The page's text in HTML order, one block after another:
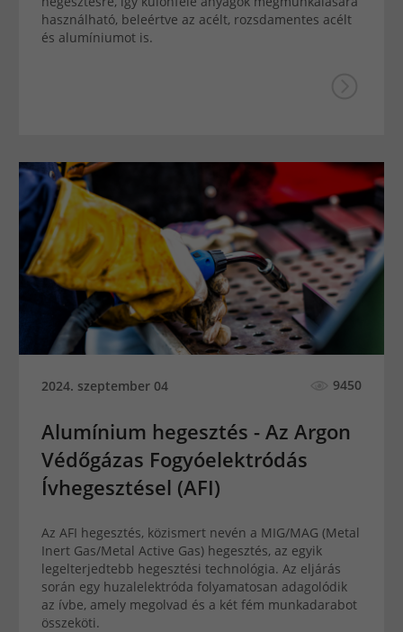
használható, beleértve az acélt, rozsdamentes acélt
és alumíniumot is.
2024. szeptember 04 9450
Alumínium hegesztés - Az Argon
Védőgázas Fogyóelektródás
Ívhegesztésel (AFI)
Az AFI hegesztés, közismert nevén a MIG/MAG (Metal
Inert Gas/Metal Active Gas) hegesztés, az egyik
legelterjedtebb hegesztési technológia. Az eljárás
során egy huzalelektróda folyamatosan adagolódik
az ívbe, amely megolvad és a két fém munkadarabot
összeköti.